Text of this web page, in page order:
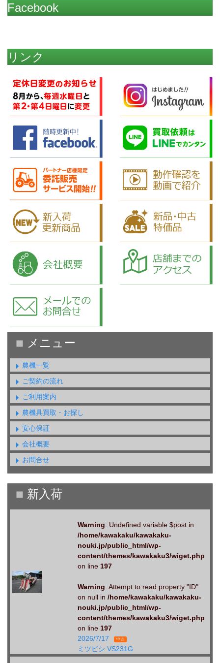
Facebook
リンク
農機一覧
ご契約の流れ
ご利用案内
農機具買取・お探し
安心保証
会社概要
お問合せ
Warning: Undefined variable $post in
/home/kawakaku/kawakaku-
nouki.jp/public_html/wp-
content/themes/kawakaku3/wiget.php
on line 197
Warning: Attempt to read property "ID"
on null in /home/kawakaku/kawakaku-
nouki.jp/public_html/wp-
content/themes/kawakaku3/wiget.php
on line 197
2026/7/17
中古
ミツビシ VS231G